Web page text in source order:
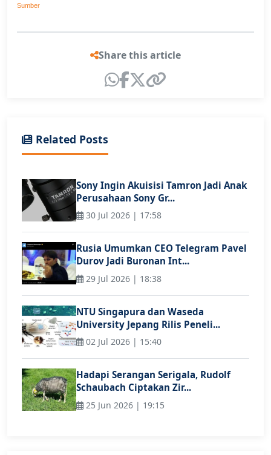
Sumber
Share this article
Related Posts
Sony Ingin Akuisisi Tamron Jadi Anak
Perusahaan Sony Gr...
30 Jul 2026 | 17:58
Rusia Umumkan CEO Telegram Pavel
Durov Jadi Buronan Int...
29 Jul 2026 | 18:38
NTU Singapura dan Waseda
University Jepang Rilis Peneli...
02 Jul 2026 | 15:40
Hadapi Serangan Serigala, Rudolf
Schaubach Ciptakan Zir...
25 Jun 2026 | 19:15